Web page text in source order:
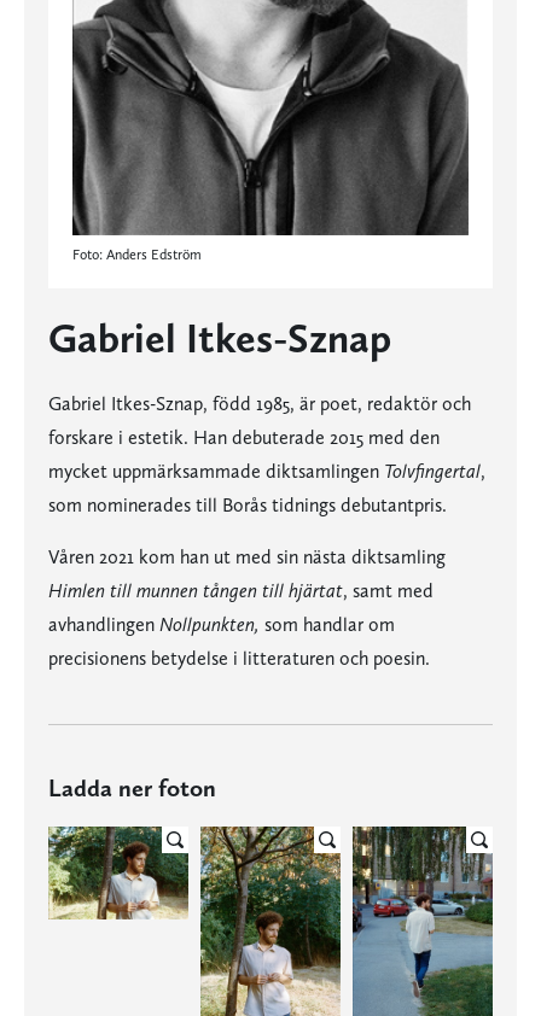
Foto: Anders Edström
Gabriel Itkes-Sznap
Gabriel Itkes-Sznap, född 1985, är poet, redaktör och
forskare i estetik. Han debuterade 2015 med den
mycket uppmärksammade diktsamlingen Tolvfingertal,
som nominerades till Borås tidnings debutantpris.
Våren 2021 kom han ut med sin nästa diktsamling
Himlen till munnen tången till hjärtat, samt med
avhandlingen Nollpunkten, som handlar om
precisionens betydelse i litteraturen och poesin.
Ladda ner foton